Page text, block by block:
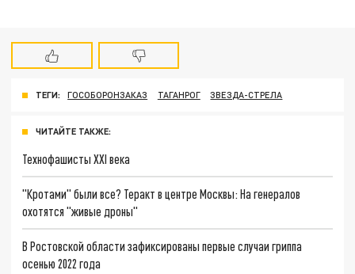
ТЕГИ: ГОСОБОРОНЗАКАЗ ТАГАНРОГ ЗВЕЗДА-СТРЕЛА
ЧИТАЙТЕ ТАКЖЕ:
Технофашисты XXI века
"Кротами" были все? Теракт в центре Москвы: На генералов
охотятся "живые дроны"
В Ростовской области зафиксированы первые случаи гриппа
осенью 2022 года